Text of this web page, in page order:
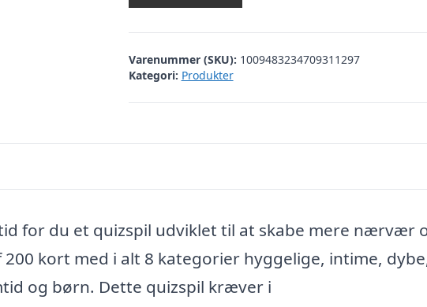
Varenummer (SKU): 1009483234709311297
Kategori: Produkter
for du et quizspil udviklet til at skabe mere nærvær
kort med i alt 8 kategorier hyggelige, intime,
og børn. Dette quizspil kræver i